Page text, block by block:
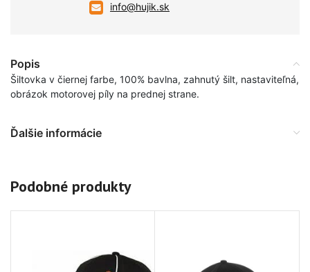
info@hujik.sk
Popis
Šiltovka v čiernej farbe, 100% bavlna, zahnutý šilt, nastaviteľná,
obrázok motorovej píly na prednej strane.
Ďalšie informácie
Podobné produkty